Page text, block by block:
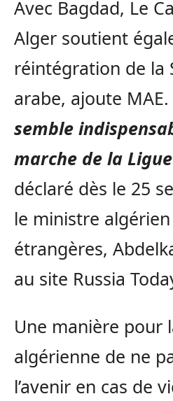
Avec Bagdad, Le
Alger soutient
réintégration de la
arabe, ajoute MAE.
semble
marche de la
déclaré dès le 25
le ministre
étrangères,
au site Russia
Une manière pour
algérienne de ne
l’avenir en cas de